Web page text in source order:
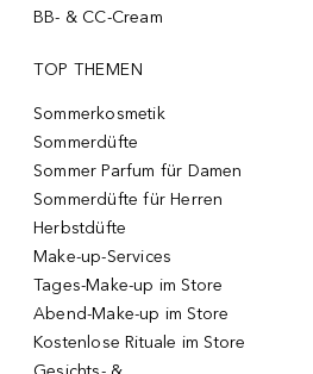
BB- & CC-Cream
TOP THEMEN
Sommerkosmetik
Sommerdüfte
Sommer Parfum für Damen
Sommerdüfte für Herren
Herbstdüfte
Make-up-Services
Tages-Make-up im Store
Abend-Make-up im Store
Kostenlose Rituale im Store